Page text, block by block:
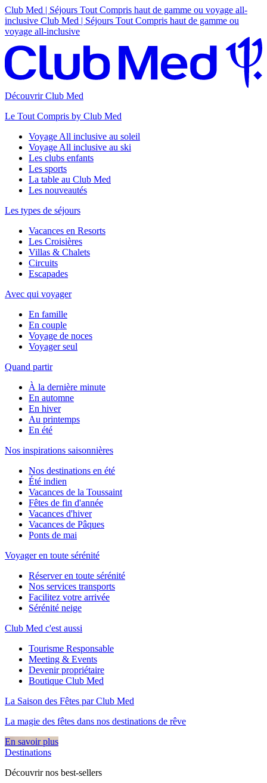
Club Med | Séjours Tout Compris haut de gamme ou voyage all-
inclusive Club Med | Séjours Tout Compris haut de gamme ou
voyage all-inclusive
Découvrir Club Med
Le Tout Compris by Club Med
Voyage All inclusive au soleil
Voyage All inclusive au ski
Les clubs enfants
Les sports
La table au Club Med
Les nouveautés
Les types de séjours
Vacances en Resorts
Les Croisières
Villas & Chalets
Circuits
Escapades
Avec qui voyager
En famille
En couple
Voyage de noces
Voyager seul
Quand partir
À la dernière minute
En automne
En hiver
Au printemps
En été
Nos inspirations saisonnières
Nos destinations en été
Été indien
Vacances de la Toussaint
Fêtes de fin d'année
Vacances d'hiver
Vacances de Pâques
Ponts de mai
Voyager en toute sérénité
Réserver en toute sérénité
Nos services transports
Facilitez votre arrivée
Sérénité neige
Club Med c'est aussi
Tourisme Responsable
Meeting & Events
Devenir propriétaire
Boutique Club Med
La Saison des Fêtes par Club Med
La magie des fêtes dans nos destinations de rêve​
En savoir plus
Destinations
Découvrir nos best-sellers